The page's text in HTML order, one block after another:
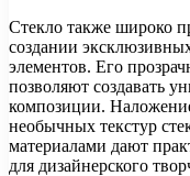
Стекло также широко
создании
элементов. Его
позволяют создавать
композиции.
необычных текстур
материалами дают
для дизайнерского